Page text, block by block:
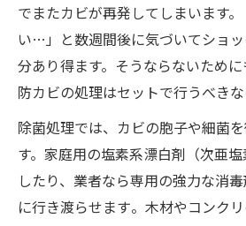
でまたカビが再発してしまいます
い…」と数週間後に気づいてショ
分あり得ます。そうならないため
防カビの処理はセットで行うべきな
除菌処理では、カビの胞子や細菌
す。家庭用の塩素系漂白剤（次亜
したり、業者なら専用の強力な消
に行き渡らせます​。木材やコンク